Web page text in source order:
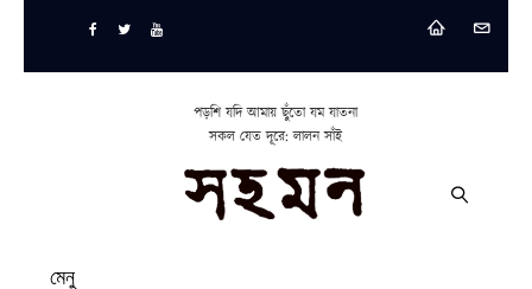
পড়শি যদি আমায় ছুঁতো যম যাতনা
সকল যেত দূরে: লালন সাঁই
মেনু